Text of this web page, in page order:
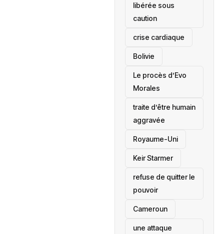
libérée sous
caution
crise cardiaque
‎Bolivie
Le procès d’Evo
Morales
traite d’être humain
aggravée
‎Royaume-Uni
Keir Starmer
refuse de quitter le
pouvoir
‎Cameroun
une attaque